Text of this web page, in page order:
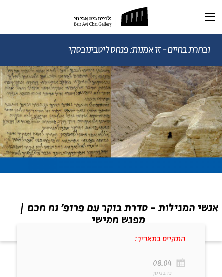
ראשי
תערוכה וירטואלית
רכישת קטלוג
מאמרים ותכנים
ביוגרפיה
מאמרים וכתבות
וידאו
דיוקן AI
ובחרת בחיים - זו אמנות: פנחס ליטבינובסקי
אנשי המגילות - סדרת בוקר עם פרופ' נח חכם |
מפגש חמישי
מתוך: אנשי המגילות - סדרת בוקר עם פרופ' נח חכם
התקיים בתאריך:
08.04
כו בניסן